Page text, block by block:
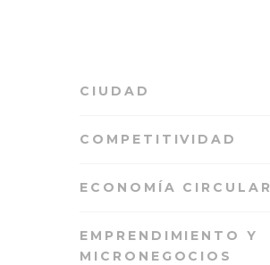
CIUDAD
COMPETITIVIDAD
ECONOMÍA CIRCULAR
EMPRENDIMIENTO Y
MICRONEGOCIOS